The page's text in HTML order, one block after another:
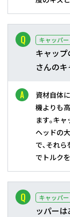
キャッパー
キャッ
さんの
資材自体
機よりも
ます｡キ
ヘッドの
で､それら
でトルク
キャッパー
ッパーは